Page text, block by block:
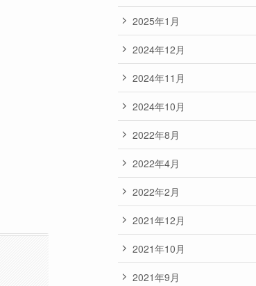
2025年1月
2024年12月
2024年11月
2024年10月
2022年8月
2022年4月
2022年2月
2021年12月
2021年10月
2021年9月